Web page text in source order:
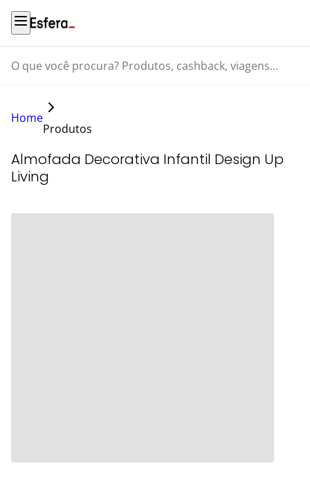
O que você procura? Produtos, cashback, viagens...
Home
Produtos
Almofada Decorativa Infantil Design Up
Living